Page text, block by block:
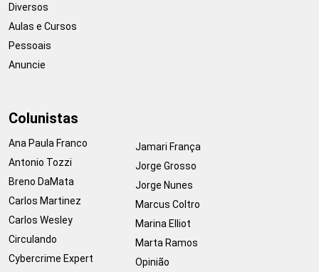
Diversos
Aulas e Cursos
Pessoais
Anuncie
Colunistas
Ana Paula Franco
Antonio Tozzi
Breno DaMata
Carlos Martinez
Carlos Wesley
Circulando
Cybercrime Expert
Jamari França
Jorge Grosso
Jorge Nunes
Marcus Coltro
Marina Elliot
Marta Ramos
Opinião